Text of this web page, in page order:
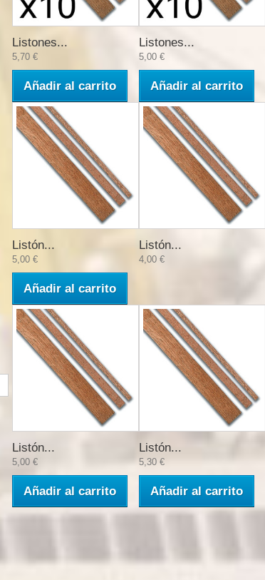
Listones...
5,70 €
Añadir al carrito
Listones...
5,00 €
Añadir al carrito
Listón...
5,00 €
Añadir al carrito
Listón...
4,00 €
Listón...
5,00 €
Añadir al carrito
Listón...
5,30 €
Añadir al carrito